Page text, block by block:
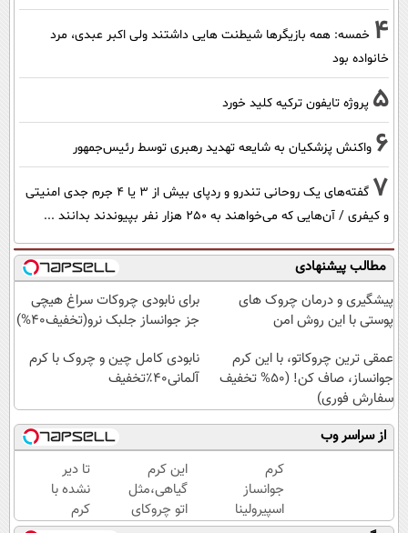
4 خمسه: همه بازیگرها شیطنت هایی داشتند ولی اکبر عبدی، مرد
خانواده بود
5 پروژه تایفون ترکیه کلید خورد
6 واکنش پزشکیان به شایعه تهدید رهبری توسط رئیس‌جمهور
7
گفته‌های یک روحانی تندرو و ردپای بیش از ۳ یا ۴ جرم جدی امنیتی
و کیفری / آن‌هایی که می‌خواهند به ۲۵۰ هزار نفر بپیوندند بدانند ...
مطالب پیشنهادی
پیشگیری و درمان چروک های
پوستی با این روش امن
برای نابودی چروکات سراغ هیچی
جز جوانساز جلبک نرو(تخفیف40%)
عمقی ترین چروکاتو، با این کرم
جوانساز، صاف کن! (50% تخفیف
سفارش فوری)
نابودی کامل چین و چروک با کرم
آلمانی۴۰٪تخفیف
از سراسر وب
کرم
جوانساز
اسپیرولینا
این کرم
گیاهی،مثل
اتو چروکای
تا دیر
نشده با
کرم